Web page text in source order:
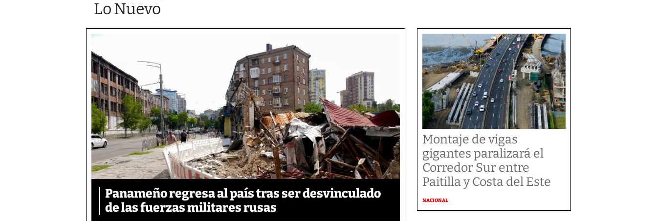
Lo Nuevo
Panameño regresa al país tras ser desvinculado
de las fuerzas militares rusas
Montaje de vigas
gigantes paralizará el
Corredor Sur entre
Paitilla y Costa del Este
NACIONAL